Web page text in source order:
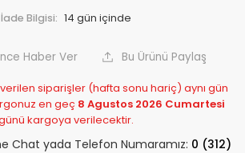
İade Bilgisi:
Haber Ver Bu Ürünü Paylaş
siparişler (hafta sonu hariç) aynı gün
en geç 8 Agustos 2026 Cumartesi
kargoya verilecektir.
Chat yada Telefon Numaramız: 0 (312)